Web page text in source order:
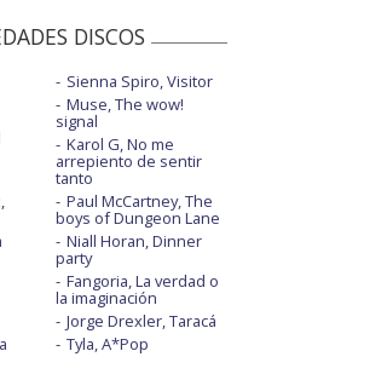
DISCOS
Sienna Spiro, Visitor
Muse, The wow!
signal
Karol G, No me
arrepiento de sentir
tanto
Paul McCartney, The
boys of Dungeon Lane
Niall Horan, Dinner
party
Fangoria, La verdad o
la imaginación
Jorge Drexler, Taracá
Tyla, A*Pop